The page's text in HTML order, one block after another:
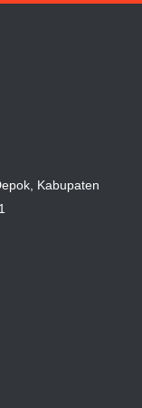
Kabupaten